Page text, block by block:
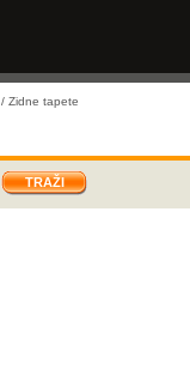
/ Zidne tapete